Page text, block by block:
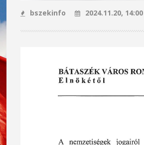
bszekinfo 2024.11.20, 14:00